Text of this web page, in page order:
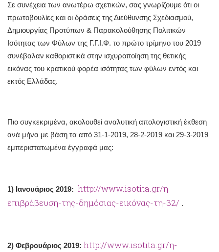
Σε συνέχεια των ανωτέρω σχετικών, σας γνωρίζουμε ότι οι
πρωτοβουλίες και οι δράσεις της Διεύθυνσης Σχεδιασμού,
Δημιουργίας Προτύπων & Παρακολούθησης Πολιτικών
Ισότητας των Φύλων της Γ.Γ.Ι.Φ. το πρώτο τρίμηνο του 2019
συνέβαλαν καθοριστικά στην ισχυροποίηση της θετικής
εικόνας του κρατικού φορέα ισότητας των φύλων εντός και
εκτός Ελλάδας.
Πιο συγκεκριμένα, ακολουθεί αναλυτική απολογιστική έκθεση
ανά μήνα με βάση τα από 31-1-2019, 28-2-2019 και 29-3-2019
εμπεριστατωμένα έγγραφά μας:
1) Ιανουάριος 2019: http://www.isotita.gr/η-
επιβράβευση-της-δημόσιας-εικόνας-τη-32/ .
2) Φεβρουάριος 2019: http://www.isotita.gr/η-